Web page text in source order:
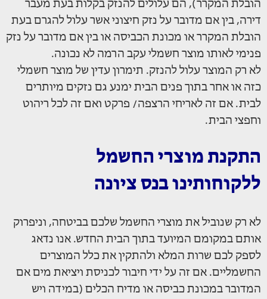
הובלת המקרר), הם עלולים להנזק בקלות בעת מעבר
דירה, בין אם מדובר על נזק חיצוני אשר עלול להגרם בעת
הובלת המקרר או מכונת הכביסה או בין אם מדובר על נזק
פנימי לאותו מוצר חשמלי עקב הרמה לא נכונה.
לא רק המוצר עלול להנזק. תימרון עדין של מוצר חשמלי
כזה או אחר בתוך פנים הבית ימנע גם נזקים מיותרים
לבית. אם זה לאריחי הרצפה/ פרקט ואם זה לכל ריהוט
וחפצי הבית.
התקנת מוצרי החשמל
ללקוחותינו בנס ציונה
לא רק שנוביל את מוצרי החשמל שלכם בביטחה, וניפרוק
אותם במקומם המיועד בתוך הבית החדש. אנו נדאג
לספק לכם שרות המלא ולהתקין את כלל המוצרים
החשמליים. אם זה על ידי חיבור לכניסת ויציאת מים אם
המדובר במכונת כביסה או מדיח הכלים (במידה ויש